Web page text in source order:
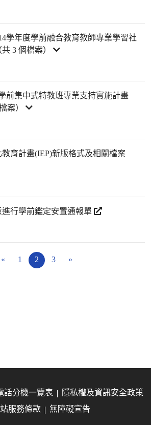
學年度學前融合教育教師專業學習社
3 個檔案）
前集中式特教班專業支持實施計畫
案）
育計畫(IEP)新版格式及相關檔案
行學前鑑定安置通報單
« 1 2 3 »
話分機一覽表
隱私權及資訊安全政策
服務條款
無障礙宣告